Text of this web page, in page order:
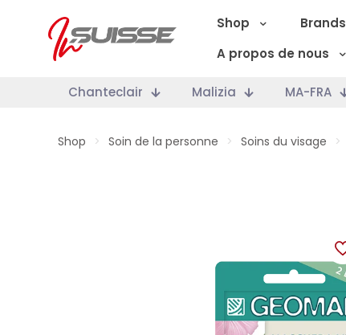
Shop Brands
A propos de nous
Chanteclair Malizia MA-FRA
Shop > Soin de la personne > Soins du visage >